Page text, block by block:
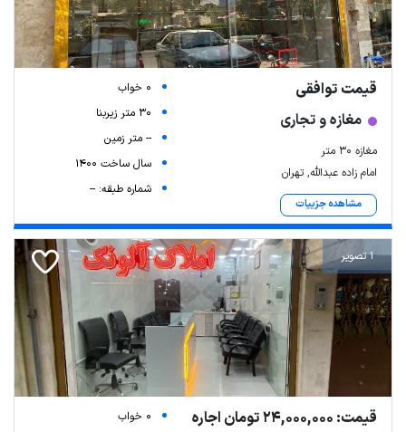
قیمت توافقی
مغازه و تجاری
مغازه ۳۰ متر
امام زاده عبدالله, تهران
مشاهده جزییات
0 خواب
30 متر زیربنا
-- متر زمین
سال ساخت 1400
شماره طبقه: --
1 تصویر
قیمت: 24,000,000 تومان اجاره
0 خواب